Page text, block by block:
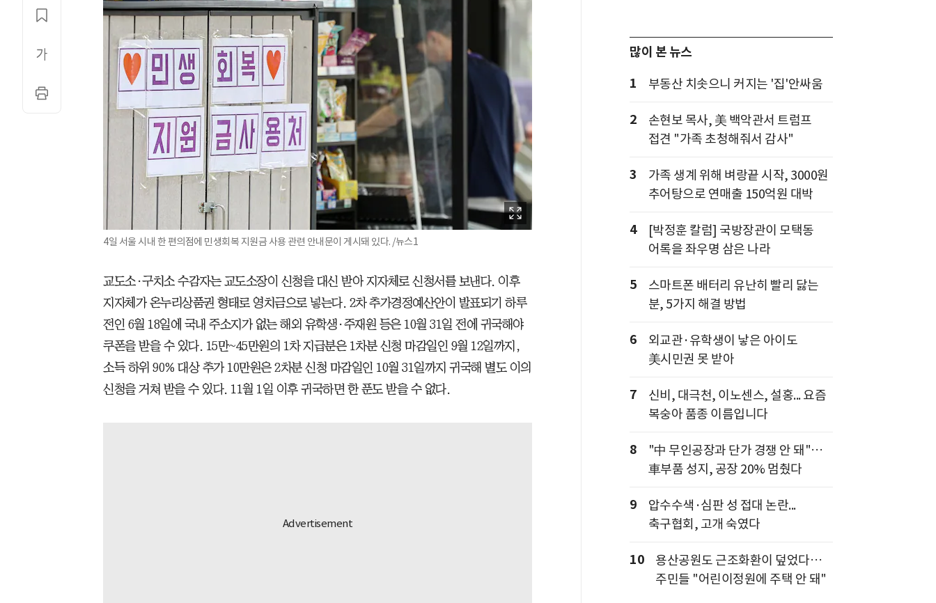
4일 서울 시내 한 편의점에 민생회복 지원금 사용 관련 안내문이 게시돼 있다. /뉴스1
교도소·구치소 수감자는 교도소장이 신청을 대신 받아 지자체로 신청서를 보낸다. 이후
지자체가 온누리상품권 형태로 영치금으로 넣는다. 2차 추가경정예산안이 발표되기 하루
전인 6월 18일에 국내 주소지가 없는 해외 유학생·주재원 등은 10월 31일 전에 귀국해야
쿠폰을 받을 수 있다. 15만~45만원의 1차 지급분은 1차분 신청 마감일인 9월 12일까지,
소득 하위 90% 대상 추가 10만원은 2차분 신청 마감일인 10월 31일까지 귀국해 별도 이의
신청을 거쳐 받을 수 있다. 11월 1일 이후 귀국하면 한 푼도 받을 수 없다.
많이 본 뉴스
1
부동산 치솟으니 커지는 '집'안싸움
2
손현보 목사, 美 백악관서 트럼프
접견 "가족 초청해줘서 감사"
3
가족 생계 위해 벼랑끝 시작, 3000원
추어탕으로 연매출 150억원 대박
4
[박정훈 칼럼] 국방장관이 모택동
어록을 좌우명 삼은 나라
5
스마트폰 배터리 유난히 빨리 닳는
분, 5가지 해결 방법
6
외교관·유학생이 낳은 아이도
美시민권 못 받아
7
신비, 대극천, 이노센스, 설홍... 요즘
복숭아 품종 이름입니다
8
"中 무인공장과 단가 경쟁 안 돼"…
車부품 성지, 공장 20% 멈췄다
9
압수수색·심판 성 접대 논란...
축구협회, 고개 숙였다
10
용산공원도 근조화환이 덮었다…
주민들 "어린이정원에 주택 안 돼"